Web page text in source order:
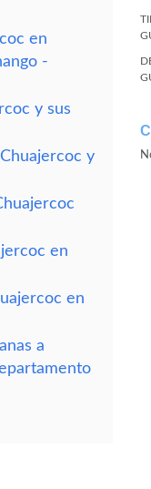
en
-
y sus
y
en
en
a